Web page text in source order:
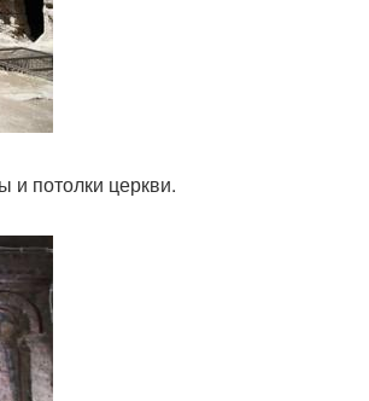
потолки церкви.